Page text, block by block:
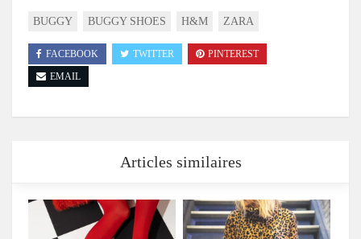
BUGGY BUGGY SHOES H&M ZARA
FACEBOOK TWITTER
PINTEREST
EMAIL
Articles similaires